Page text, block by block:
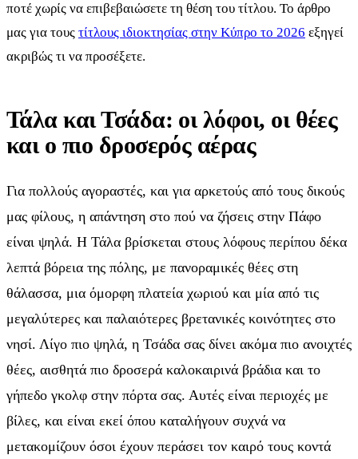
ποτέ χωρίς να επιβεβαιώσετε τη θέση του τίτλου. Το άρθρο
μας για τους τίτλους ιδιοκτησίας στην Κύπρο το 2026 εξηγεί
ακριβώς τι να προσέξετε.
Τάλα και Τσάδα: οι λόφοι, οι θέες
και ο πιο δροσερός αέρας
Για πολλούς αγοραστές, και για αρκετούς από τους δικούς
μας φίλους, η απάντηση στο πού να ζήσεις στην Πάφο
είναι ψηλά. Η Τάλα βρίσκεται στους λόφους περίπου δέκα
λεπτά βόρεια της πόλης, με πανοραμικές θέες στη
θάλασσα, μια όμορφη πλατεία χωριού και μία από τις
μεγαλύτερες και παλαιότερες βρετανικές κοινότητες στο
νησί. Λίγο πιο ψηλά, η Τσάδα σας δίνει ακόμα πιο ανοιχτές
θέες, αισθητά πιο δροσερά καλοκαιρινά βράδια και το
γήπεδο γκολφ στην πόρτα σας. Αυτές είναι περιοχές με
βίλες, και είναι εκεί όπου καταλήγουν συχνά να
μετακομίζουν όσοι έχουν περάσει τον καιρό τους κοντά